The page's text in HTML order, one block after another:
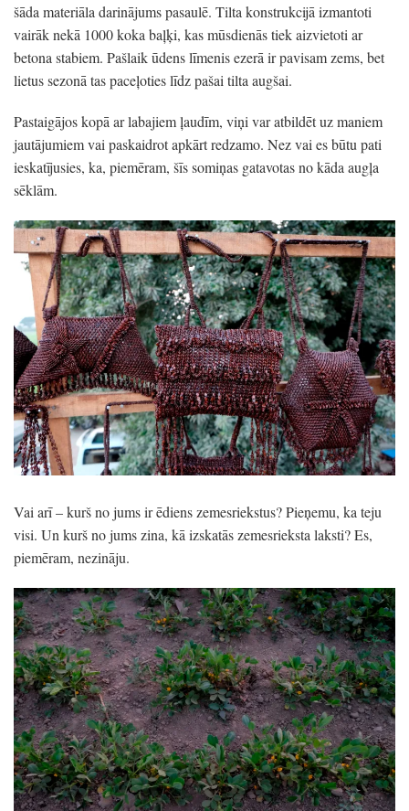
šāda materiāla darinājums pasaulē. Tilta konstrukcijā izmantoti
vairāk nekā 1000 koka baļķi, kas mūsdienās tiek aizvietoti ar
betona stabiem. Pašlaik ūdens līmenis ezerā ir pavisam zems, bet
lietus sezonā tas paceļoties līdz pašai tilta augšai.
Pastaigājos kopā ar labajiem ļaudīm, viņi var atbildēt uz maniem
jautājumiem vai paskaidrot apkārt redzamo. Nez vai es būtu pati
ieskatījusies, ka, piemēram, šīs somiņas gatavotas no kāda augļa
sēklām.
Vai arī – kurš no jums ir ēdiens zemesriekstus? Pieņemu, ka teju
visi. Un kurš no jums zina, kā izskatās zemesrieksta laksti? Es,
piemēram, nezināju.